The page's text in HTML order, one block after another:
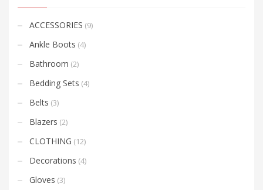
ACCESSORIES (9)
Ankle Boots (4)
Bathroom (2)
Bedding Sets (4)
Belts (3)
Blazers (2)
CLOTHING (12)
Decorations (4)
Gloves (3)